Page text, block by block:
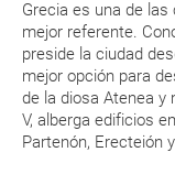
Grecia es una de
mejor referente.
preside la ciudad
mejor opción para
de la diosa Atenea y
V, alberga edificios
Partenón, Erecteión
del planeta
(que deberás realizar a
suplemento extra en el
En caso de tener que
vacacional (Caribe,
de tu reserva alrededor
imprimir y llevar contigo
Esta documentación te